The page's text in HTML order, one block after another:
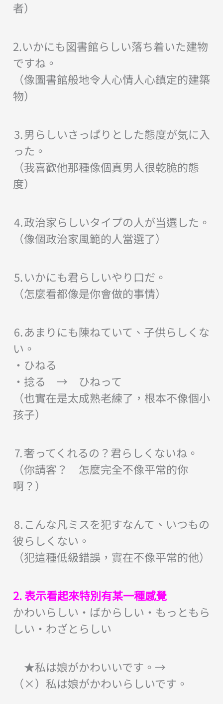
者）
2.いかにも図書館らしい落ち着いた建物
ですね。
（像圖書館般地令人心情人心鎮定的建築
物）
⒊男らしいさっぱりとした態度が気に入
った。
（我喜歡他那種像個真男人很乾脆的態
度）
⒋政治家らしいタイプの人が当選した。
（像個政治家風範的人當選了）
⒌いかにも君らしいやり口だ。
（怎麼看都像是你會做的事情）
⒍あまりにも陳ねていて、子供らしくな
い。
・ひねる
・捻る → ひねって
（也實在是太成熟老練了，根本不像個小
孩子）
⒎奢ってくれるの？君らしくないね。
（你請客？ 怎麼完全不像平常的你
啊？）
⒏こんな凡ミスを犯すなんて、いつもの
彼らしくない。
（犯這種低級錯誤，實在不像平常的他）
2. 表示看起來特別有某一種感覺
かわいらしい・ばからしい・もっともら
しい・わざとらしい
★私は娘がかわいいです。→
（×）私は娘がかわいらしいです。